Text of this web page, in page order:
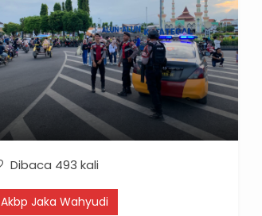
Dibaca 493 kali
Akbp Jaka Wahyudi